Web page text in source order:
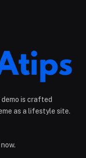
is crafted
as a lifestyle site.